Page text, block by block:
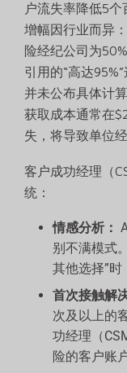
户流失率降低5
增幅因行业而异
险经纪公司为
引用的“高达
并未公布具体计
获取成本通常在
失，将导致单位
客户成功经理（
统：
情感分析：
别不满模式
其他选择”时
首次接触解
次及以上的
功经理（
险的客户账